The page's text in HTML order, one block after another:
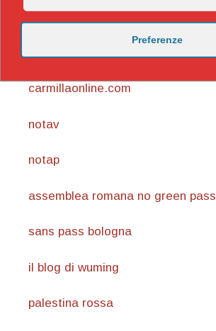
https://nicomaccentelli.substack.com/
carmillaonline.com
notav
notap
assemblea romana no green pass
sans pass bologna
il blog di wuming
palestina rossa
Preferenze